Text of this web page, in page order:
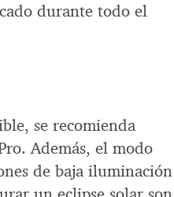
durante todo el
se recomienda
Además, el modo
de baja iluminación